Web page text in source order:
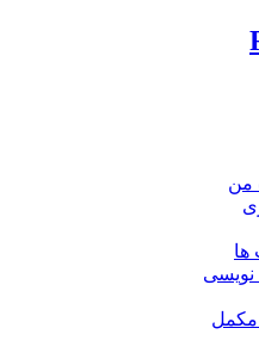
من
ها
نویسی